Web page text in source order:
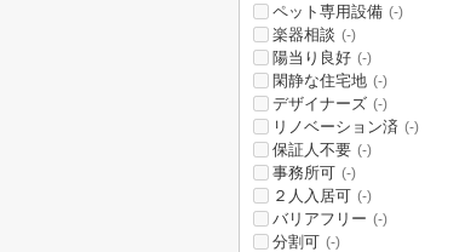
ペット専用設備 (-)
楽器相談 (-)
陽当り良好 (-)
閑静な住宅地 (-)
デザイナーズ (-)
リノベーション済 (-)
保証人不要 (-)
事務所可 (-)
２人入居可 (-)
バリアフリー (-)
分割可 (-)